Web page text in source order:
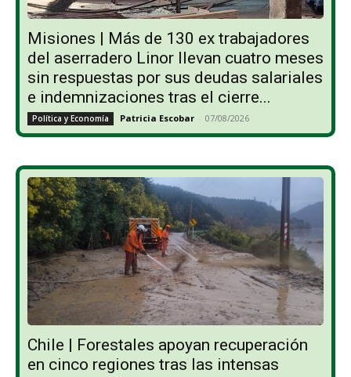
Misiones | Más de 130 ex trabajadores
del aserradero Linor llevan cuatro meses
sin respuestas por sus deudas salariales
e indemnizaciones tras el cierre...
Política y Economía Patricia Escobar - 07/08/2026
Chile | Forestales apoyan recuperación
en cinco regiones tras las intensas